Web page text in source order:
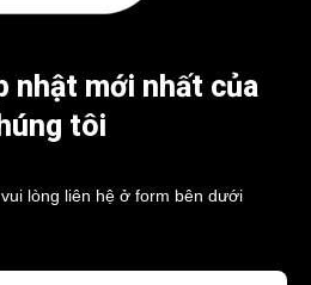
nhật mới nhất của
tôi
lòng liên hệ ở form bên dưới